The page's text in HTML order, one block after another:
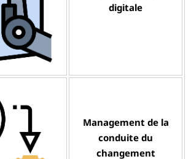
digitale
Management de la
conduite du
changement